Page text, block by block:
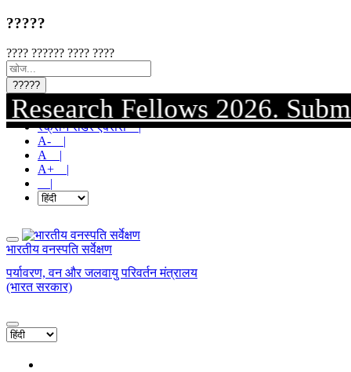
?????
???? ?????? ???? ????
?????
Fellows 2026.
मुख्य सामग्री पर जाएं |
स्क्रीन रीडर एक्सेस |
A- |
A |
A+ |
|
भारतीय वनस्पति सर्वेक्षण
पर्यावरण, वन और जलवायु परिवर्तन मंत्रालय
(भारत सरकार)